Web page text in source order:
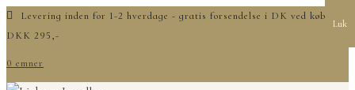
Levering inden for 1-2 hverdage - gratis forsendelse i DK ved køb over
DKK 295,-
0 emner
Luk